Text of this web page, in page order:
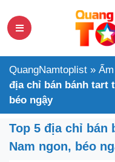
QuangNamtoplist »
địa chỉ bán bánh tart
béo ngậy
Top 5 địa chỉ bán
Nam ngon, béo